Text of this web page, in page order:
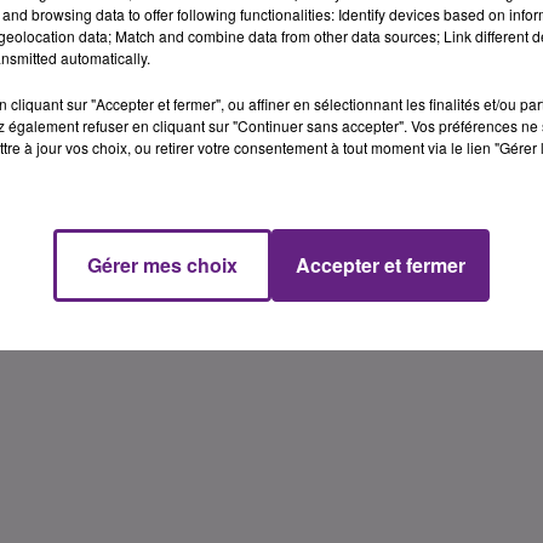
de capital, de 2,5 millions d’€. Elle vient
mixte pour conduire les essais cliniques. Que non, il
Medicinal, connaît l’idée du risque depuis 10 ans qu’il
« colle » biologique qui tient nos cellules ensemble.
browsing data to offer following functionalities: Identify devices based on
data; Match and combine data from other data sources; Link different
automatically.
cliquant sur "Accepter et fermer", ou affiner en sélectionnant les finalités et/ou
également refuser en cliquant sur "Continuer sans accepter". Vos préférences
à jour vos choix, ou retirer votre consentement à tout moment via le lien
Gérer mes choix Accepter et fermer